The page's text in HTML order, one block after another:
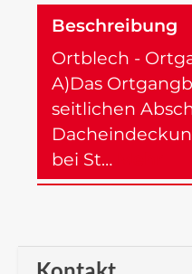
Beschreibung
Ortblech -
A)Das
seitlichen
bei St…